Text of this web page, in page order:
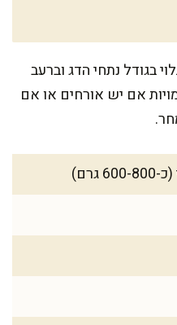
לכ-4-5 מנות, תלוי בגודל נתחי הדג וברעב
אם יש אורחים או אם